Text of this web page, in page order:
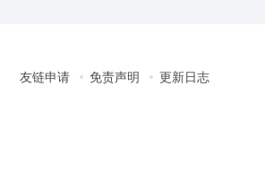
友链申请 免责声明 更新日志